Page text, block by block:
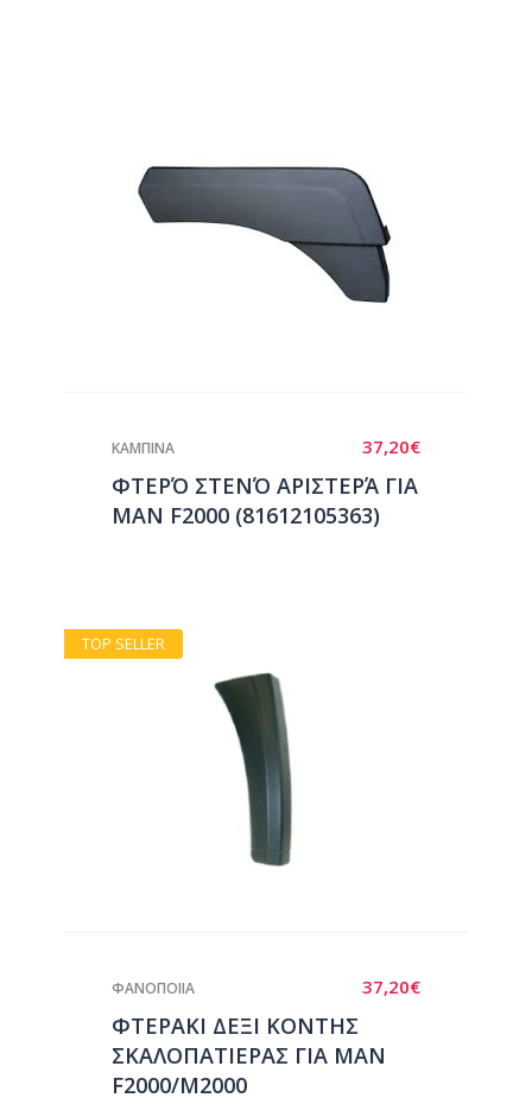
37,20€
ΚΑΜΠΙΝΑ
ΦΤΕΡΌ ΣΤΕΝΌ ΑΡΙΣΤΕΡΆ ΓΙΑ
ΜΑΝ F2000 (81612105363)
TOP SELLER
37,20€
ΦΑΝΟΠΟΙΙΑ
ΦΤΕΡΑΚΙ ΔΕΞΙ ΚΟΝΤΗΣ
ΣΚΑΛΟΠΑΤΙΕΡΑΣ ΓΙΑ ΜΑΝ
F2000/M2000